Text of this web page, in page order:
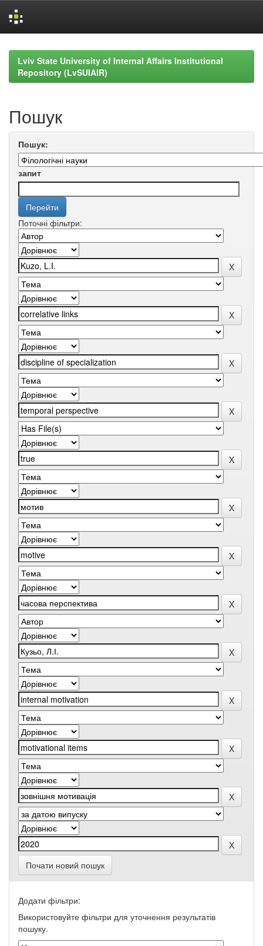
navigationLviv State University of Internal Affairs Institutional
Repository (LvSUIAIR)
Пошук
Пошук:
запит
Поточні фільтри:
Почати новий пошук
Додати фільтри:
Використовуйте фільтри для уточнення результатів
пошуку.